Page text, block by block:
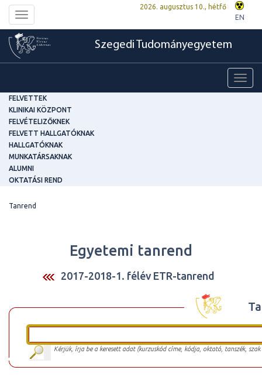
Toggle
navigation
2026. augusztus 10., hétfő
EN
Szegedi Tudományegyetem
FELVETTEK
KLINIKAI KÖZPONT
FELVÉTELIZŐKNEK
FELVETT HALLGATÓKNAK
HALLGATÓKNAK
MUNKATÁRSAKNAK
ALUMNI
OKTATÁSI REND
Tanrend
Egyetemi tanrend
2017-2018-1. félév ETR-tanrend
Kérjük, írja be a keresett adat (kurzuskód címe, kódja, oktató, tanszék,